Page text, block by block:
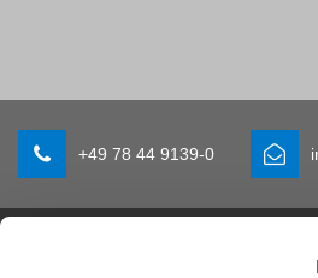
+49 78 44 9139-0